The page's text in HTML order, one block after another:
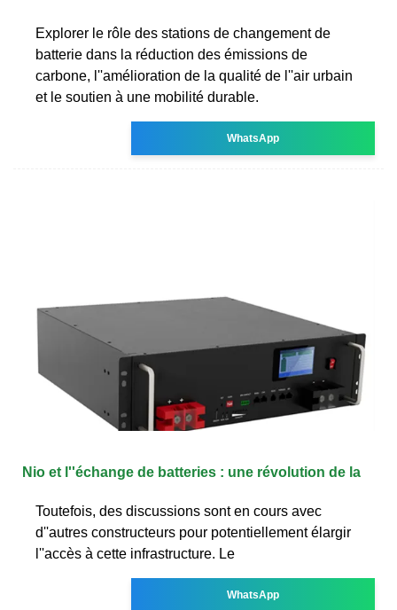
Explorer le rôle des stations de changement de
batterie dans la réduction des émissions de
carbone, l''amélioration de la qualité de l''air urbain
et le soutien à une mobilité durable.
WhatsApp
Nio et l''échange de batteries : une révolution de la
Toutefois, des discussions sont en cours avec
d''autres constructeurs pour potentiellement élargir
l''accès à cette infrastructure. Le
WhatsApp